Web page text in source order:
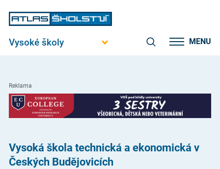
Vysoké školy MENU
Reklama
Vysoká škola technická a ekonomická v
Českých Budějovicích